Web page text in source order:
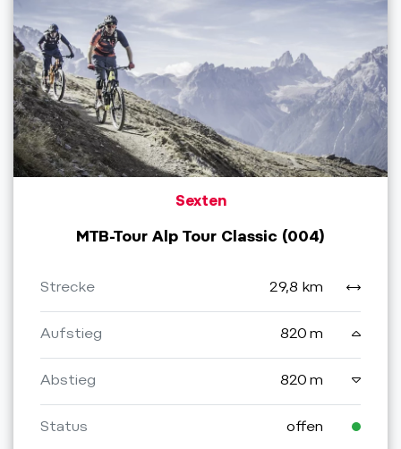
Sexten
MTB-Tour Alp Tour Classic (004)
Strecke 29,8 km
Aufstieg 820 m
Abstieg 820 m
Status offen